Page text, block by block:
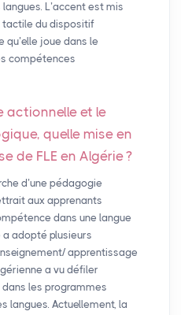
L’accent est mis
du dispositif
qu’elle joue dans le
compétences
actionnelle et le
quelle mise en
de FLE en Algérie?
d’une pédagogie
aux apprenants
dans une langue
a adopté plusieurs
apprentissage
a vu défiler
les programmes
langues. Actuellement, la